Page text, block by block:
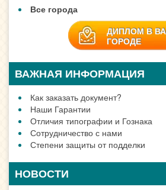
Все города
ДИПЛОМ В
ГОРОДЕ
ВАЖНАЯ ИНФОРМАЦИЯ
Как заказать документ?
Наши Гарантии
Отличия типографии и Гознака
Сотрудничество с нами
Степени защиты от подделки
НОВОСТИ